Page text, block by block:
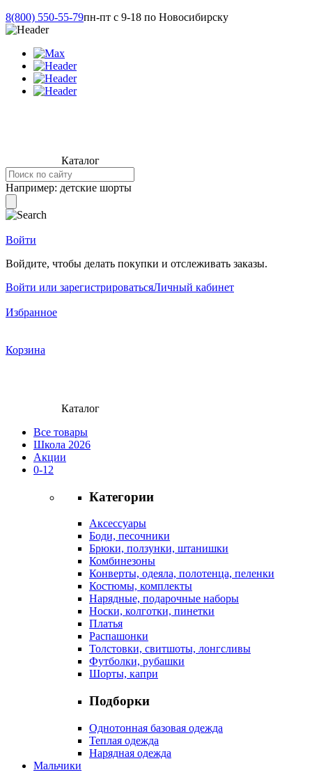
8(800) 550-55-79пн-пт с 9-18 по Новосибирску
Каталог
Например: детские шорты
Войти
Войдите, чтобы делать покупки и отслеживать заказы.
Войти или зарегистрироватьсяЛичный кабинет
Избранное
Корзина
Каталог
Все товары
Школа 2026
Акции
0-12
Категории
Аксессуары
Боди, песочники
Брюки, ползунки, штанишки
Комбинезоны
Конверты, одеяла, полотенца, пеленки
Костюмы, комплекты
Нарядные, подарочные наборы
Носки, колготки, пинетки
Платья
Распашонки
Толстовки, свитшоты, лонгсливы
Футболки, рубашки
Шорты, капри
Подборки
Однотонная базовая одежда
Теплая одежда
Нарядная одежда
Мальчики